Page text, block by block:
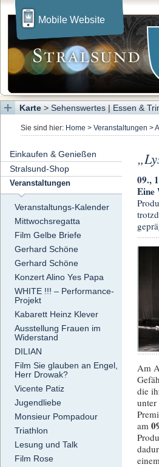
Mobile Website
Karte > Sehenswertes | Essen &
Sie sind hier: Home > Veranstaltungen >
Einkaufen & Genießen
Stralsund-Shop
Veranstaltungen
Veranstaltungs-Kalender
Mittwochsregatta
Film Gelbe Briefe
Gerhard Schöne
Gerhard Schöne
Konzert Alino Yes Papa
WHITE !!! – Performance-
Projekt
Kabarett Heinz Klever
Ausstellung Frauen im
Widerstand
DILIAN
Film Sie glauben an Engel,
Herr Drowak?
Vicente Patiz
Jugendliebe
Monsieur Pompadour
Triathlon
Lesung und Talk
Film Rose
09.,
Eine
Am
die
unter
am